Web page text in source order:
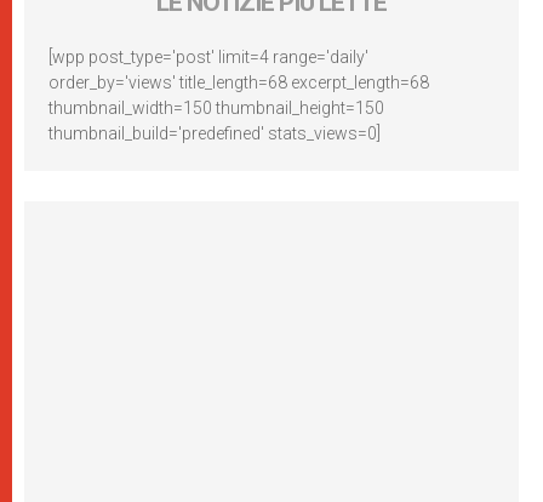
[wpp post_type='post' limit=4 range='daily'
order_by='views' title_length=68 excerpt_length=68
thumbnail_width=150 thumbnail_height=150
thumbnail_build='predefined' stats_views=0]